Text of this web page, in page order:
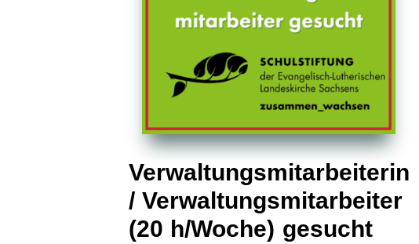
Verwaltungsmitarbeiterin
/ Verwaltungsmitarbeiter
(20 h/Woche) gesucht